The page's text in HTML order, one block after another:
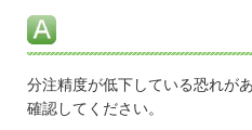
分注精度が低下している恐れが
確認してください。